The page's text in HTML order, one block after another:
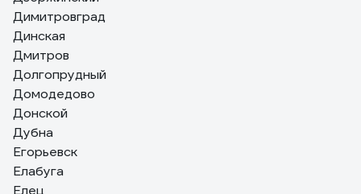
Димитровград
Динская
Дмитров
Долгопрудный
Домодедово
Донской
Дубна
Егорьевск
Елабуга
Елец